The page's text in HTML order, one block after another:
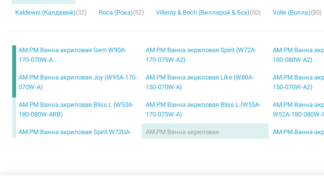
Kaldewei (Калдевей)(32) Roca (Рока)(52) Villeroy & Boch (Виллерой & Бох)(50) Volle (Волле)(80)
AM.PM Ванна акриловая Gem W90A-
170-070W-A
AM.PM Ванна акриловая Spirit (W72A-
170-075W-A2)
AM.PM Ванна
180-080W-A2)
AM.PM Ванна акриловая Joy (W95A-170-
070W-A)
AM.PM Ванна акриловая Like (W80A-
150-070W-A)
AM.PM Ванна
150-070W-A2)
AM.PM Ванна акриловая Bliss L (W53A-
180-080W-ARB)
AM.PM Ванна акриловая Bliss L (W55A-
170-075W-A)
AM.PM Ванна
W52A-180-080W-
AM.PM Ванна акриловая Spirit W72UA-
AM.PM Ванна акриловая
AM.PM Ванна